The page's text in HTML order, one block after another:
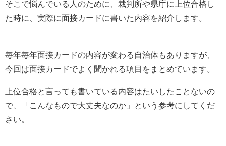
そこで悩んでいる人のために、裁判所や県庁に上位合格し
た時に、実際に面接カードに書いた内容を紹介します。
毎年毎年面接カードの内容が変わる自治体もありますが、
今回は面接カードでよく聞かれる項目をまとめています。
上位合格と言っても書いている内容はたいしたことないの
で、「こんなもので大丈夫なのか」という参考にしてくだ
さい。